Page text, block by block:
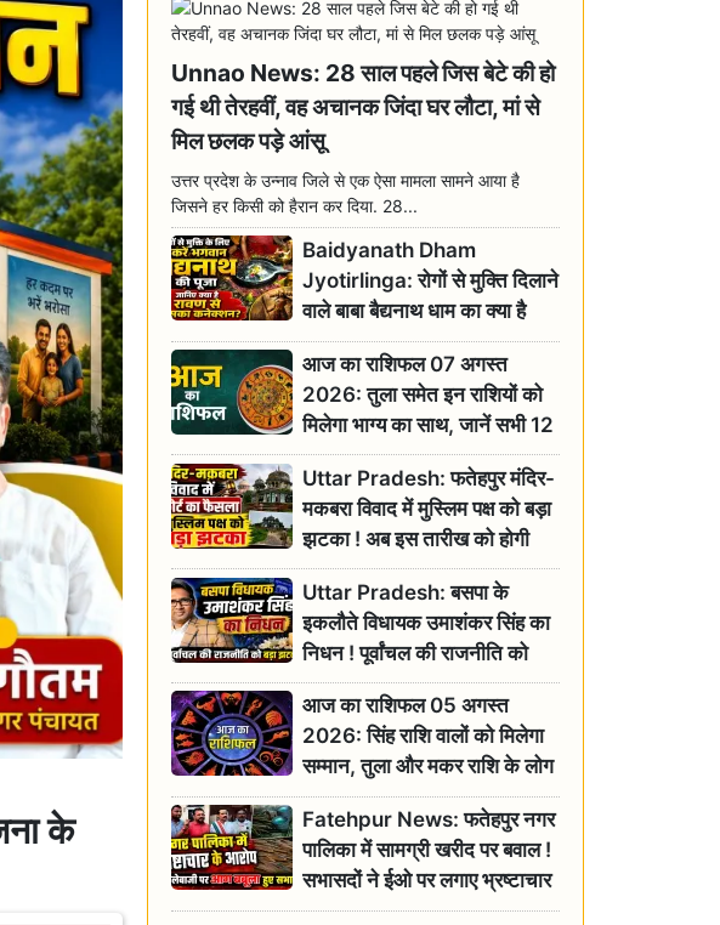
के
Unnao News: 28 साल पहले जिस बेटे की हो
गई थी तेरहवीं, वह अचानक जिंदा घर लौटा, मां से
मिल छलक पड़े आंसू
उत्तर प्रदेश के उन्नाव जिले से एक ऐसा मामला सामने आया है
जिसने हर किसी को हैरान कर दिया. 28...
Baidyanath Dham
Jyotirlinga: रोगों से मुक्ति दिलाने
वाले बाबा बैद्यनाथ धाम का क्या है
रावण से संबंध? जानिए ज्योतिर्लिंग की
महिमा
आज का राशिफल 07 अगस्त
2026: तुला समेत इन राशियों को
मिलेगा भाग्य का साथ, जानें सभी 12
राशियों का दैनिक भाग्यफल
Uttar Pradesh: फतेहपुर मंदिर-
मकबरा विवाद में मुस्लिम पक्ष को बड़ा
झटका ! अब इस तारीख को होगी
सुनवाई
Uttar Pradesh: बसपा के
इकलौते विधायक उमाशंकर सिंह का
निधन ! पूर्वांचल की राजनीति को
बड़ा झटका, योगी ने जताया दुःख
आज का राशिफल 05 अगस्त
2026: सिंह राशि वालों को मिलेगा
सम्मान, तुला और मकर राशि के लोग
रहें सतर्क
Fatehpur News: फतेहपुर नगर
पालिका में सामग्री खरीद पर बवाल !
सभासदों ने ईओ पर लगाए भ्रष्टाचार
के गंभीर आरोप